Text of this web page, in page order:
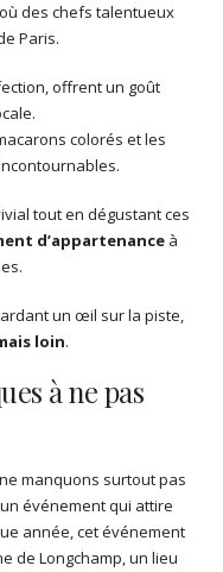
où des chefs talentueux
Paris.
offrent un goût
colorés et les
tout en dégustant ces
d’appartenance à
un œil sur la piste,
loin.
à ne pas
manquons surtout pas
événement qui attire
année, cet événement
de Longchamp, un lieu